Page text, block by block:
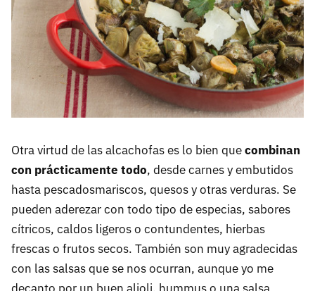
Otra virtud de las alcachofas es lo bien quecombinan
con prácticamente todo, desde carnes y embutidos
hasta pescadosmariscos, quesos y otras verduras. Se
pueden aderezar con todo tipo de especias, sabores
cítricos, caldos ligeros o contundentes, hierbas
frescas o frutos secos. También son muy agradecidas
con las salsas que se nos ocurran, aunque yo me